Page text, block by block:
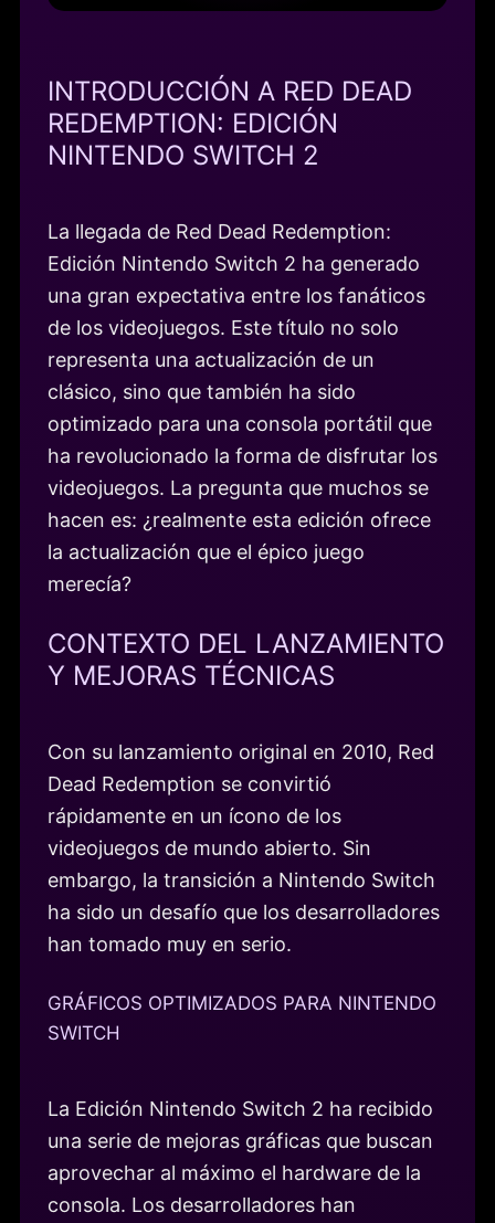
INTRODUCCIÓN A RED DEAD
REDEMPTION: EDICIÓN
NINTENDO SWITCH 2
La llegada de Red Dead Redemption:
Edición Nintendo Switch 2 ha generado
una gran expectativa entre los fanáticos
de los videojuegos. Este título no solo
representa una actualización de un
clásico, sino que también ha sido
optimizado para una consola portátil que
ha revolucionado la forma de disfrutar los
videojuegos. La pregunta que muchos se
hacen es: ¿realmente esta edición ofrece
la actualización que el épico juego
merecía?
CONTEXTO DEL LANZAMIENTO
Y MEJORAS TÉCNICAS
Con su lanzamiento original en 2010, Red
Dead Redemption se convirtió
rápidamente en un ícono de los
videojuegos de mundo abierto. Sin
embargo, la transición a Nintendo Switch
ha sido un desafío que los desarrolladores
han tomado muy en serio.
GRÁFICOS OPTIMIZADOS PARA NINTENDO
SWITCH
La Edición Nintendo Switch 2 ha recibido
una serie de mejoras gráficas que buscan
aprovechar al máximo el hardware de la
consola. Los desarrolladores han